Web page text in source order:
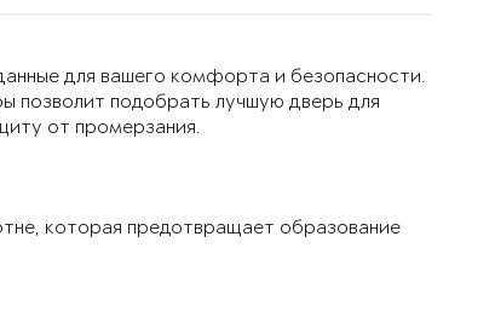
для вашего комфорта и безопасности.
позволит подобрать лучшую дверь для
от промерзания.
которая предотвращает образование